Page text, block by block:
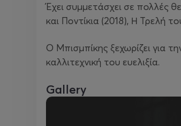
Έχει συμμετάσχει σε πολλές
και Ποντίκια (2018), Η Τρελή
Ο Μπισμπίκης ξεχωρίζει για
καλλιτεχνική του ευελιξία.
Gallery